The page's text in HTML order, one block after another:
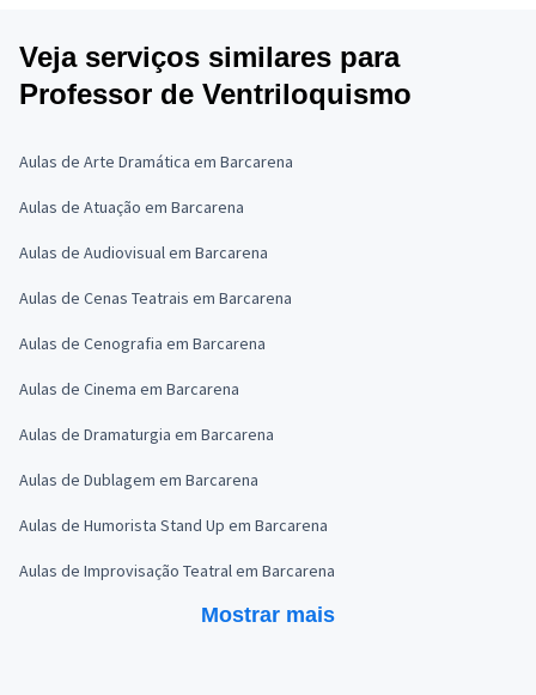
Veja serviços similares para
Professor de Ventriloquismo
Aulas de Arte Dramática em Barcarena
Aulas de Atuação em Barcarena
Aulas de Audiovisual em Barcarena
Aulas de Cenas Teatrais em Barcarena
Aulas de Cenografia em Barcarena
Aulas de Cinema em Barcarena
Aulas de Dramaturgia em Barcarena
Aulas de Dublagem em Barcarena
Aulas de Humorista Stand Up em Barcarena
Aulas de Improvisação Teatral em Barcarena
Mostrar mais